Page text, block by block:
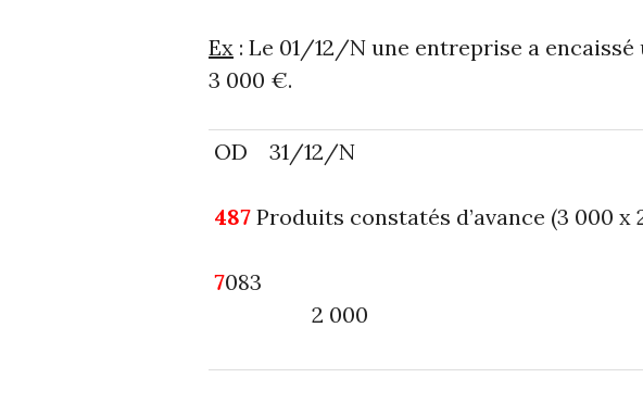
Ex : Le 01/12/N une entreprise a
3 000 €.
OD 31/12/N
487 Produits constatés d’avance (3
7
2 000